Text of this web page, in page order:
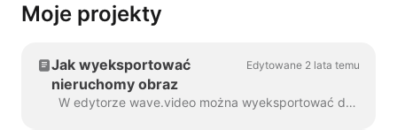
Moje projekty
Jak wyeksportować
nieruchomy obraz
Edytowane 2 lata temu
W edytorze wave.video można wyeksportować dowolną klatkę do formatu JPG, PNG lub GIF. Tylko PNG i GIF obsługują przezroczystość. Jak zacząć? Najpierw znajdź klatkę ...